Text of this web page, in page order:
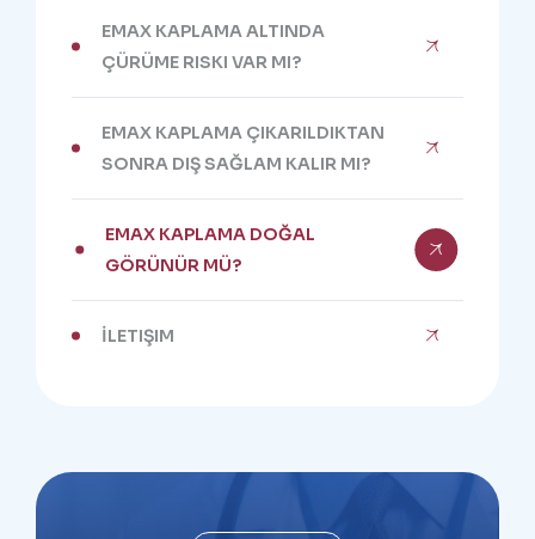
EMAX KAPLAMA ALTINDA
ÇÜRÜME RISKI VAR MI?
EMAX KAPLAMA ÇIKARILDIKTAN
SONRA DIŞ SAĞLAM KALIR MI?
EMAX KAPLAMA DOĞAL
GÖRÜNÜR MÜ?
İLETIŞIM